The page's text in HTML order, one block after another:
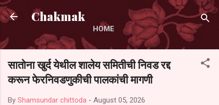
Skip to main content
Chakmak
HOME
सातोना खुर्द येथील शालेय समितीची निवड रद्द
करून फेरनिवडणुकीची पालकांची मागणी
By Shamsundar chittoda - August 05, 2026